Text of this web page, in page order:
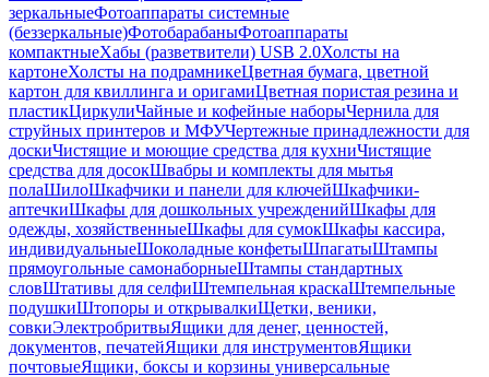
зеркальныеФотоаппараты системные
(беззеркальные)ФотобарабаныФотоаппараты
компактныеХабы (разветвители) USB 2.0Холсты на
картонеХолсты на подрамникеЦветная бумага, цветной
картон для квиллинга и оригамиЦветная пористая резина и
пластикЦиркулиЧайные и кофейные наборыЧернила для
струйных принтеров и МФУЧертежные принадлежности для
доскиЧистящие и моющие средства для кухниЧистящие
средства для досокШвабры и комплекты для мытья
полаШилоШкафчики и панели для ключейШкафчики-
аптечкиШкафы для дошкольных учрежденийШкафы для
одежды, хозяйственныеШкафы для сумокШкафы кассира,
индивидуальныеШоколадные конфетыШпагатыШтампы
прямоугольные самонаборныеШтампы стандартных
словШтативы для селфиШтемпельная краскаШтемпельные
подушкиШтопоры и открывалкиЩетки, веники,
совкиЭлектробритвыЯщики для денег, ценностей,
документов, печатейЯщики для инструментовЯщики
почтовыеЯщики, боксы и корзины универсальные